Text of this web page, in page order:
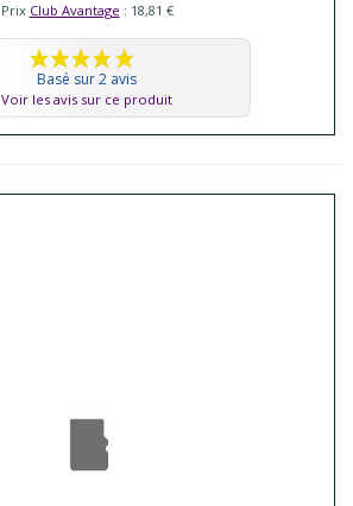
Prix Club Avantage : 18,81 €
Basé sur 2 avis
Voir les avis sur ce produit